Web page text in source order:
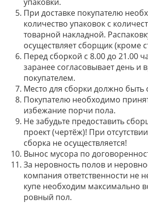
При доставке покупателю
количество упаковок с
товарной накладной.
осуществляет сборщик (кроме
Перед сборкой с 8.00 до 21.00
заранее согласовывает день и
покупателем.
Место для сборки должно быть
Покупателю необходимо
избежание порчи пола.
Не забудьте предоставить
проект (чертёж)! При
сборка не осуществляется!
Вынос мусора по
За неровность полов и
компания ответственности не
купе необходим максимально
ровный пол.